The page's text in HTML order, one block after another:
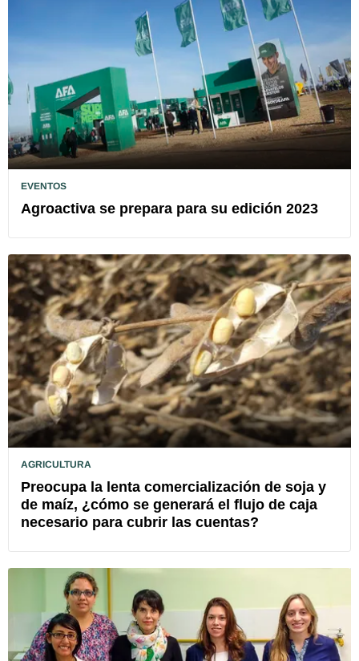
EVENTOS
Agroactiva se prepara para su edición 2023
AGRICULTURA
Preocupa la lenta comercialización de soja y
de maíz, ¿cómo se generará el flujo de caja
necesario para cubrir las cuentas?